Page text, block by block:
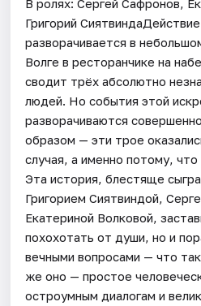
В ролях: Сергей Сафронов,
Григорий
разворачивается в
Волге в ресторанчике на
сводит трёх абсолютно
людей. Но события этой
разворачиваются
образом — эти трое
случая, а именно потому, что
Эта история, блестяще
Григорием Сиятвиндой,
Екатериной Волковой,
похохотать от души, но и
вечными вопросами — что
же оно — простое
остроумным диалогам и